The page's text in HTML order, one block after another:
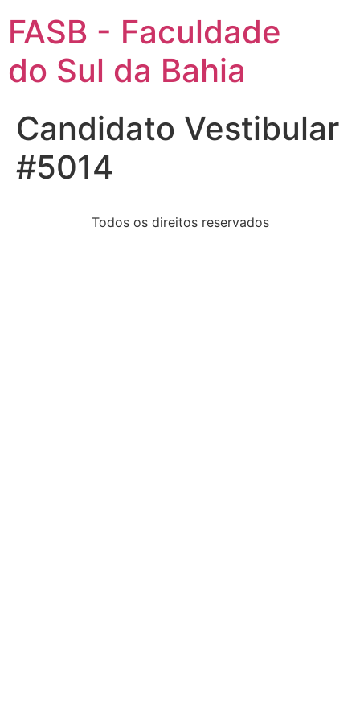
FASB - Faculdade
do Sul da Bahia
Candidato Vestibular
#5014
Todos os direitos reservados